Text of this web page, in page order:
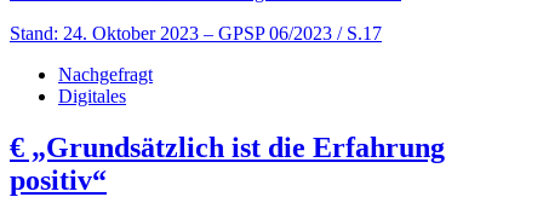
Stand: 24. Oktober 2023 – GPSP 06/2023 / S.17
Nachgefragt
Digitales
€ „Grundsätzlich ist die Erfahrung
positiv“